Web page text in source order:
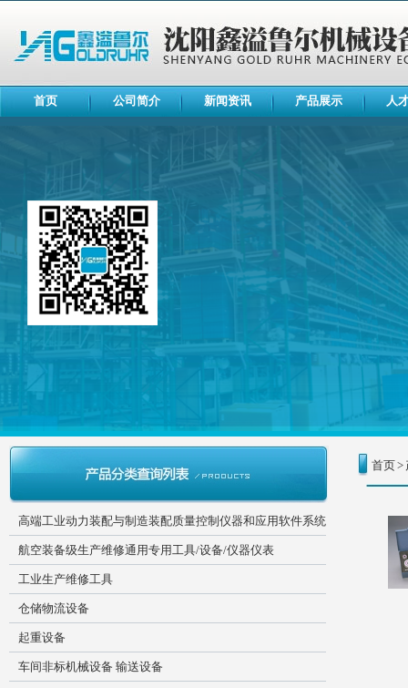
首页 公司简介 新闻资讯 产品展示 人
高端工业动力装配与制造装配质量控制仪器和应用软件系统
航空装备级生产维修通用专用工具/设备/仪器仪表
工业生产维修工具
仓储物流设备
起重设备
车间非标机械设备 输送设备
首页>